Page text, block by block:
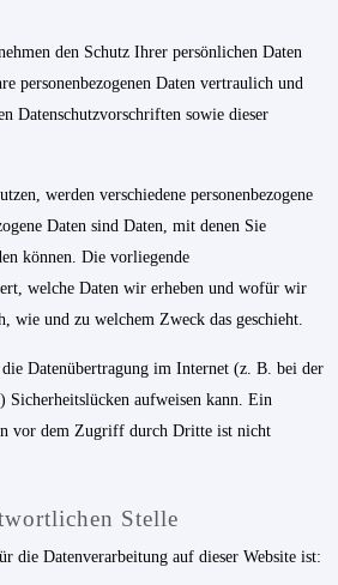
den Schutz Ihrer persönlichen Daten
personenbezogenen Daten vertraulich und
Datenschutzvorschriften sowie dieser
werden verschiedene personenbezogene
Daten sind Daten, mit denen Sie
können. Die vorliegende
welche Daten wir erheben und wofür wir
wie und zu welchem Zweck das geschieht.
Datenübertragung im Internet (z. B. bei der
aufweisen kann. Ein
vor dem Zugriff durch Dritte ist nicht
Stelle
die Datenverarbeitung auf dieser Website ist: